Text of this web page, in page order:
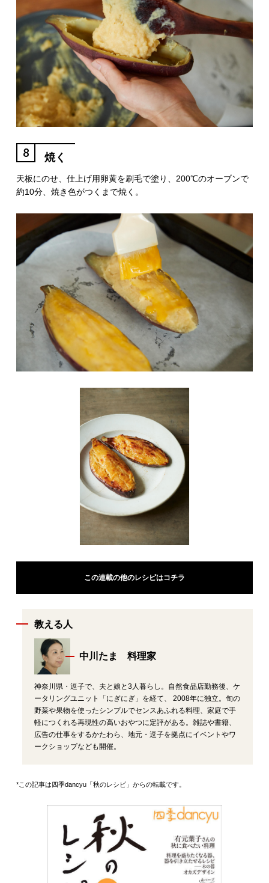
8 焼く
天板にのせ、仕上げ用卵黄を刷毛で塗り、200℃のオーブンで
約10分、焼き色がつくまで焼く。
この連載の他のレシピはコチラ
教える人
中川たま 料理家
神奈川県・逗子で、夫と娘と3人暮らし。自然食品店勤務後、ケ
ータリングユニット「にぎにぎ」を経て、 2008年に独立。旬の
野菜や果物を使ったシンプルでセンスあふれる料理、家庭で手
軽につくれる再現性の高いおやつに定評がある。雑誌や書籍、
広告の仕事をするかたわら、地元・逗子を拠点にイベントやワ
ークショップなども開催。
*この記事は四季dancyu「秋のレシピ」からの転載です。